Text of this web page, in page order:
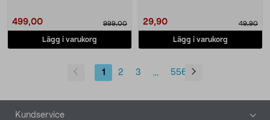
499,00 999,00
Lägg i varukorg
29,90 49,90
Lägg i varukorg
1 2 3 ... 556
Sidfot
Kundservice